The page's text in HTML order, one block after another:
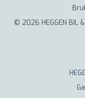
© 2026 HEGGEN BIL